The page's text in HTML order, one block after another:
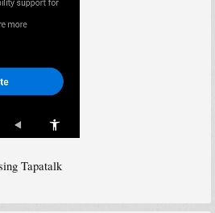
Tapatalk